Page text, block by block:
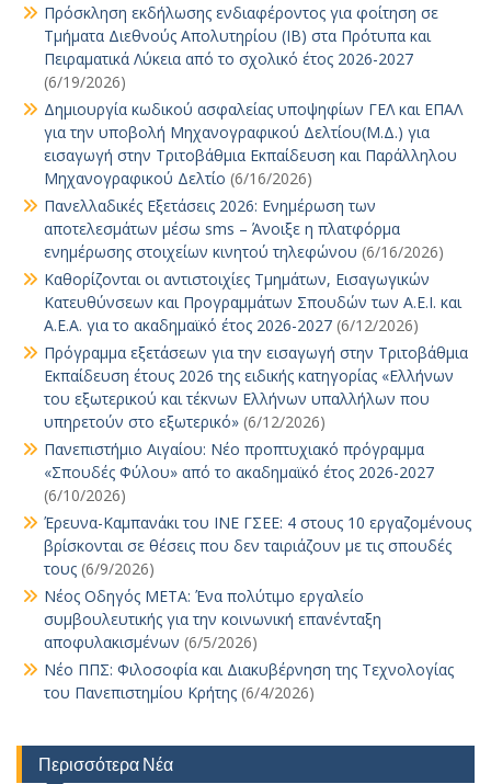
Πρόσκληση εκδήλωσης ενδιαφέροντος για φοίτηση σε
Τμήματα Διεθνούς Απολυτηρίου (IB) στα Πρότυπα και
Πειραματικά Λύκεια από το σχολικό έτος 2026-2027
(6/19/2026)
Δημιουργία κωδικού ασφαλείας υποψηφίων ΓΕΛ και ΕΠΑΛ
για την υποβολή Μηχανογραφικού Δελτίου(Μ.Δ.) για
εισαγωγή στην Τριτοβάθμια Εκπαίδευση και Παράλληλου
Μηχανογραφικού Δελτίο (6/16/2026)
Πανελλαδικές Εξετάσεις 2026: Ενημέρωση των
αποτελεσμάτων μέσω sms – Άνοιξε η πλατφόρμα
ενημέρωσης στοιχείων κινητού τηλεφώνου (6/16/2026)
Καθορίζονται οι αντιστοιχίες Τμημάτων, Εισαγωγικών
Κατευθύνσεων και Προγραμμάτων Σπουδών των Α.Ε.Ι. και
Α.Ε.Α. για το ακαδημαϊκό έτος 2026-2027 (6/12/2026)
Πρόγραμμα εξετάσεων για την εισαγωγή στην Τριτοβάθμια
Εκπαίδευση έτους 2026 της ειδικής κατηγορίας «Ελλήνων
του εξωτερικού και τέκνων Ελλήνων υπαλλήλων που
υπηρετούν στο εξωτερικό» (6/12/2026)
Πανεπιστήμιο Αιγαίου: Νέο προπτυχιακό πρόγραμμα
«Σπουδές Φύλου» από το ακαδημαϊκό έτος 2026-2027
(6/10/2026)
Έρευνα-Καμπανάκι του ΙΝΕ ΓΣΕΕ: 4 στους 10 εργαζομένους
βρίσκονται σε θέσεις που δεν ταιριάζουν με τις σπουδές
τους (6/9/2026)
Νέος Οδηγός ΜΕΤΑ: Ένα πολύτιμο εργαλείο
συμβουλευτικής για την κοινωνική επανένταξη
αποφυλακισμένων (6/5/2026)
Νέο ΠΠΣ: Φιλοσοφία και Διακυβέρνηση της Τεχνολογίας
του Πανεπιστημίου Κρήτης (6/4/2026)
Περισσότερα Νέα